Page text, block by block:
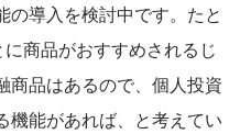
の導入を検討中です。たと
商品がおすすめされるじ
商品はあるので、個人投資
機能があれば、と考えてい